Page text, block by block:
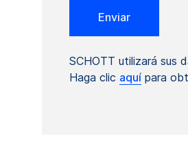
SCHOTT utilizará sus
Haga clic aquí para